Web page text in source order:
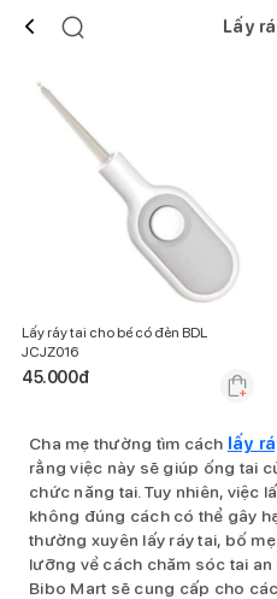
Lấy
Lấy ráy tai cho bé có đèn BDL
JCJZ016
45.000đ
Cha mẹ thường tìm cách lấy
rằng việc này sẽ giúp ống tai
chức năng tai. Tuy nhiên, việc
không đúng cách có thể gây
thường xuyên lấy ráy tai, bố
lưỡng về cách chăm sóc tai
Bibo Mart sẽ cung cấp cho